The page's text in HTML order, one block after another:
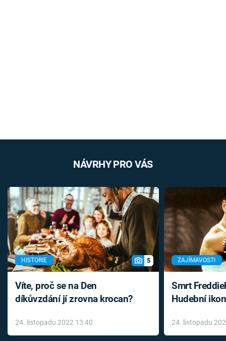
NÁVRHY PRO VÁS
HISTORIE 5
Víte, proč se na Den
díkůvzdání jí zrovna krocan?
24. listopadu 2022 13:40
ZAJÍMAVOSTI
Smrt
Hudební
léky
24. listopadu